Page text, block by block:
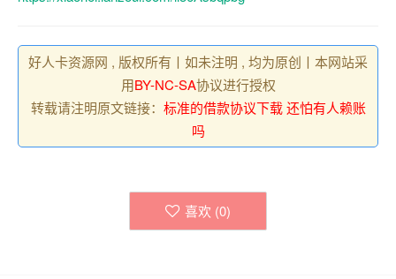
好人卡资源网 , 版权所有丨如未注明 , 均为原创丨本网站采
用BY-NC-SA协议进行授权
转载请注明原文链接： 标准的借款协议下载 还怕有人赖账
吗
喜欢 (0)